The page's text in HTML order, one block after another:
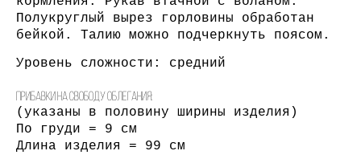
Полукруглый вырез горловины обработан
бейкой. Талию можно подчеркнуть поясом.
Уровень сложности: средний
Прибавки на свободу облегания:
(указаны в половину ширины изделия)
По груди = 9 см
Длина изделия = 99 см